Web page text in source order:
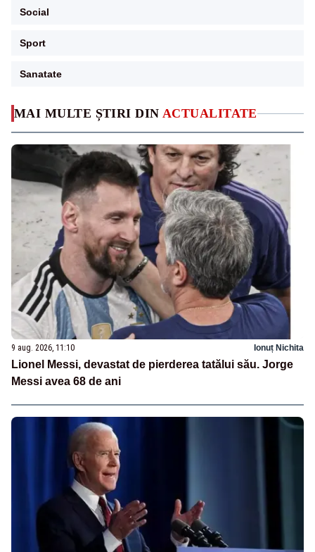
MAI MULTE ȘTIRI DIN ACTUALITATE
9 aug. 2026, 11:10 Ionuț Nichita
Lionel Messi, devastat de pierderea tatălui său. Jorge
Messi avea 68 de ani
Social
Sport
Sanatate